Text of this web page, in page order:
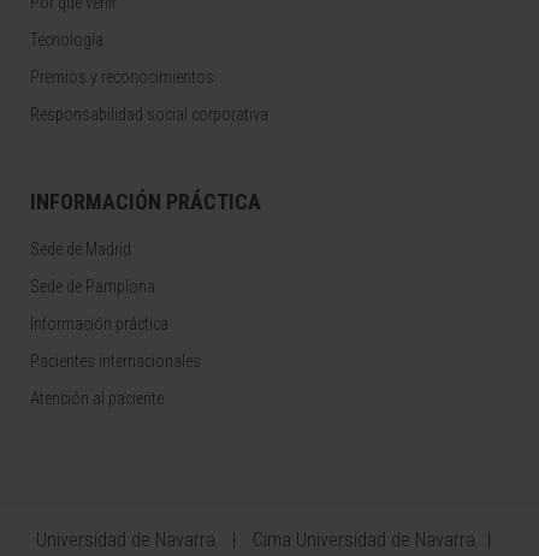
Tecnología
Premios y reconocimientos
Responsabilidad social corporativa
INFORMACIÓN PRÁCTICA
Sede de Madrid
Sede de Pamplona
Información práctica
Pacientes internacionales
Atención al paciente
Universidad de Navarra
Cima Universidad de Navarra